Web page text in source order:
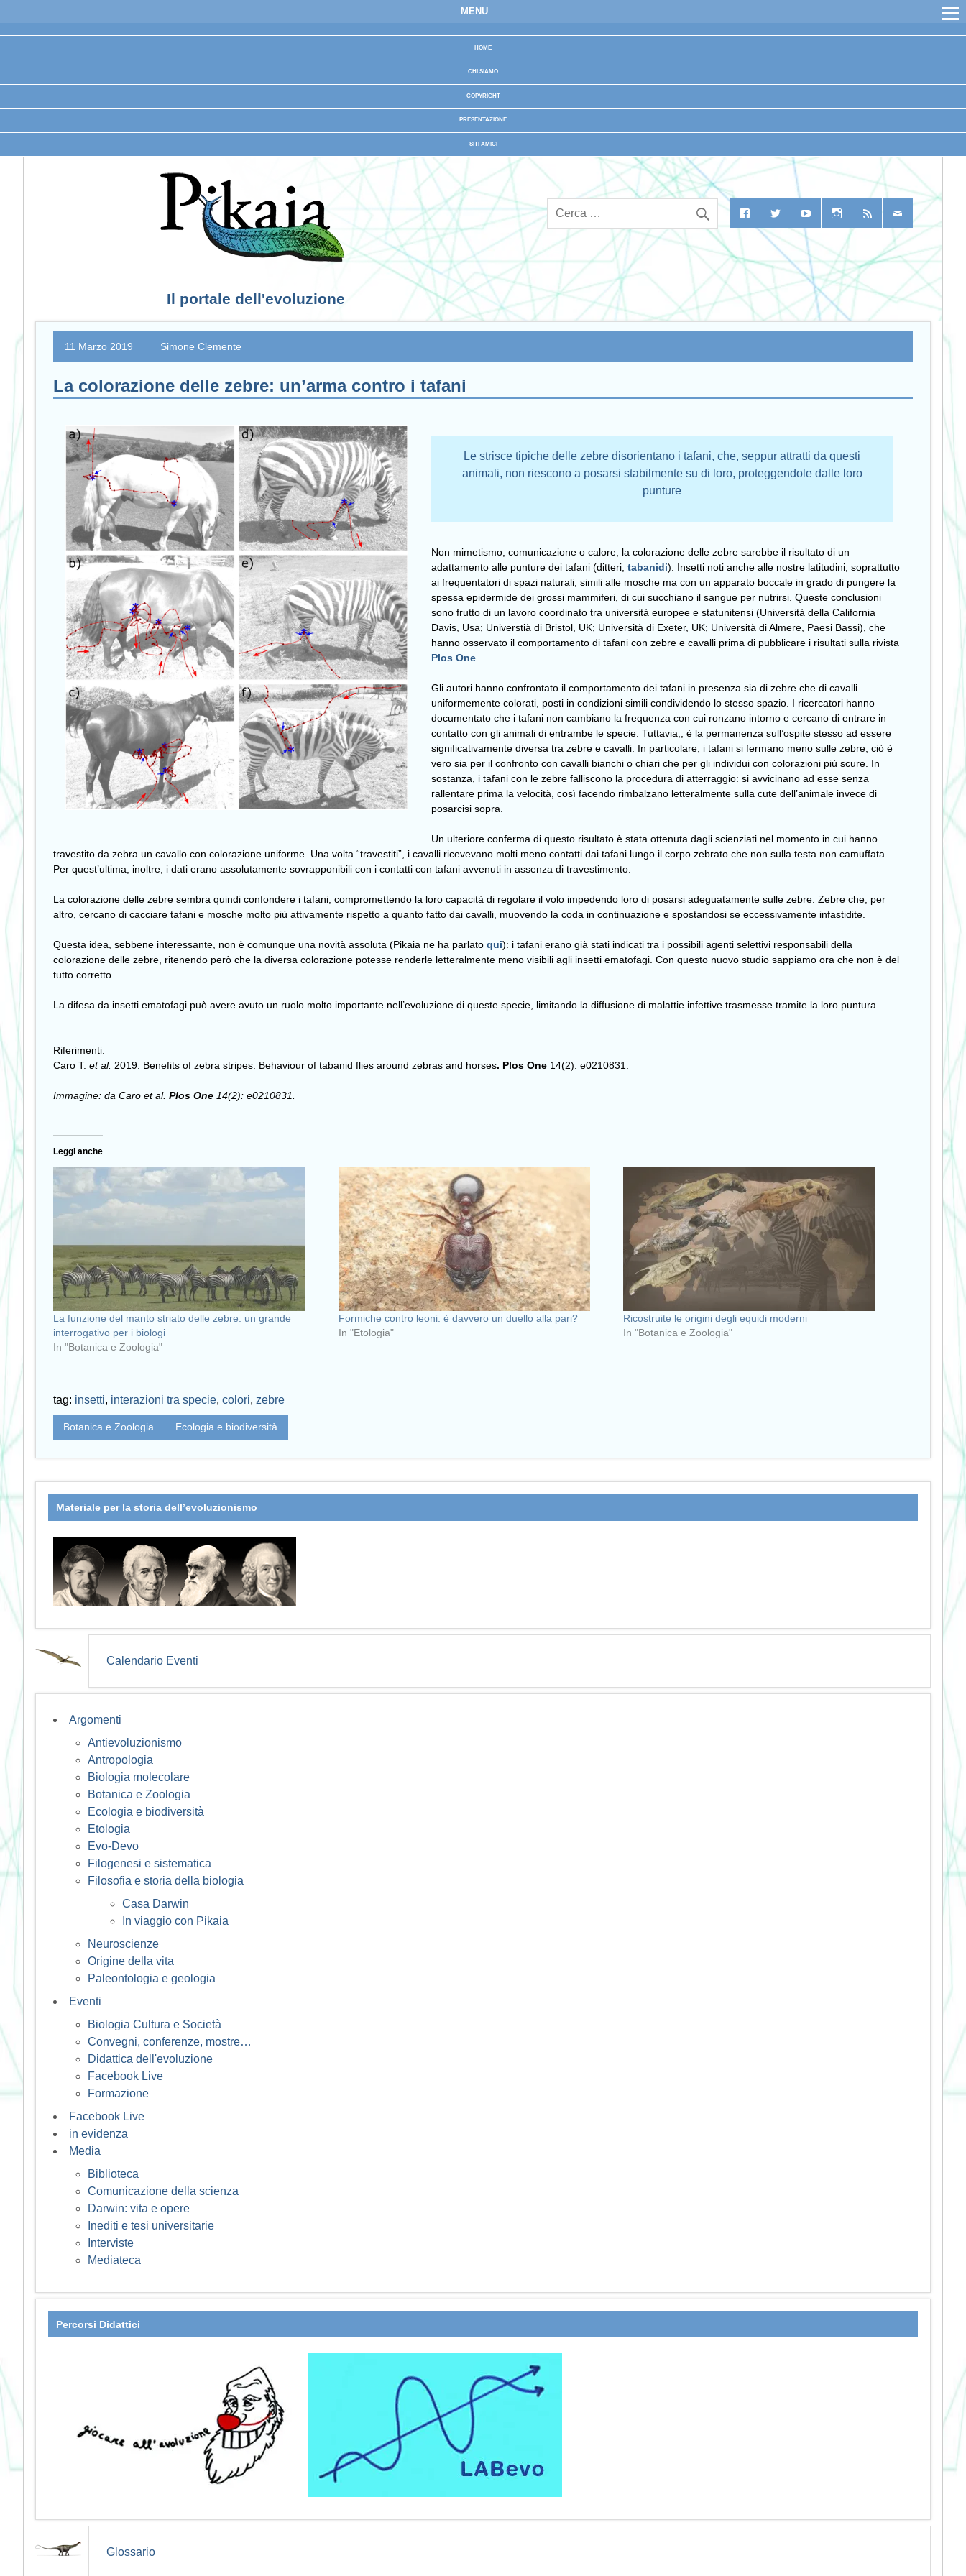
MENU
HOME
CHI SIAMO
COPYRIGHT
PRESENTAZIONE
SITI AMICI
Il portale dell'evoluzione
11 Marzo 2019 Simone Clemente
La colorazione delle zebre: un’arma contro i tafani
Le strisce tipiche delle zebre disorientano i tafani, che, seppur attratti da questi
animali, non riescono a posarsi stabilmente su di loro, proteggendole dalle loro
punture
Non mimetismo, comunicazione o calore, la colorazione delle zebre sarebbe il risultato di un
adattamento alle punture dei tafani (ditteri,tabanidi). Insetti noti anche alle nostre latitudini, soprattutto
ai frequentatori di spazi naturali, simili alle mosche ma con un apparato boccale in grado di pungere la
spessa epidermide dei grossi mammiferi, di cui succhiano il sangue per nutrirsi. Queste conclusioni
sono frutto di un lavoro coordinato tra università europee e statunitensi (Università della California
Davis, Usa; Universtià di Bristol, UK; Università di Exeter, UK; Università di Almere, Paesi Bassi), che
hanno osservato il comportamento di tafani con zebre e cavalli prima di pubblicare i risultati sulla rivista
Plos One
Gli autori hanno confrontato il comportamento dei tafani in presenza sia di zebre che di cavalli
uniformemente colorati, posti in condizioni simili condividendo lo stesso spazio. I ricercatori hanno
documentato che i tafani non cambiano la frequenza con cui ronzano intorno e cercano di entrare in
contatto con gli animali di entrambe le specie. Tuttavia,, è la permanenza sull’ospite stesso ad essere
significativamente diversa tra zebre e cavalli. In particolare, i tafani si fermano meno sulle zebre, ciò è
vero sia per il confronto con cavalli bianchi o chiari che per gli individui con colorazioni più scure. In
sostanza, i tafani con le zebre falliscono la procedura di atterraggio: si avvicinano ad esse senza
rallentare prima la velocità, così facendo rimbalzano letteralmente sulla cute dell’animale invece di
posarcisi sopra.
Un ulteriore conferma di questo risultato è stata ottenuta dagli scienziati nel momento in cui hanno
travestito da zebra un cavallo con colorazione uniforme. Una volta “travestiti”, i cavalli ricevevano molti meno contatti dai tafani lungo il corpo zebrato che non sulla testa non camuffata.
Per quest’ultima, inoltre, i dati erano assolutamente sovrapponibili con i contatti con tafani avvenuti in assenza di travestimento.
La colorazione delle zebre sembra quindi confondere i tafani, compromettendo la loro capacità di regolare il volo impedendo loro di posarsi adeguatamente sulle zebre. Zebre che, per
altro, cercano di cacciare tafani e mosche molto più attivamente rispetto a quanto fatto dai cavalli, muovendo la coda in continuazione e spostandosi se eccessivamente infastidite.
Questa idea, sebbene interessante, non è comunque una novità assoluta (Pikaia ne ha parlato qui): i tafani erano già stati indicati tra i possibili agenti selettivi responsabili della
colorazione delle zebre, ritenendo però che la diversa colorazione potesse renderle letteralmente meno visibili agli insetti ematofagi. Con questo nuovo studio sappiamo ora che non è del
tutto corretto.
La difesa da insetti ematofagi può avere avuto un ruolo molto importante nell’evoluzione di queste specie, limitando la diffusione di malattie infettive trasmesse tramite la loro puntura.
Riferimenti:
Caro T. et al. 2019. Benefits of zebra stripes: Behaviour of tabanid flies around zebras and horses. Plos One 14(2): e0210831.
Immagine: da Caro et al. Plos One 14(2): e0210831.
Leggi anche
La funzione del manto striato delle zebre: un grande
interrogativo per i biologi
In "Botanica e Zoologia"
Formiche contro leoni: è davvero un duello alla pari?
In "Etologia"
Ricostruite le origini degli equidi moderni
In "Botanica e Zoologia"
tag: insetti, interazioni tra specie, colori, zebre
Botanica e Zoologia Ecologia e biodiversità
Materiale per la storia dell’evoluzionismo
Calendario Eventi
Argomenti
Antievoluzionismo
Antropologia
Biologia molecolare
Botanica e Zoologia
Ecologia e biodiversità
Etologia
Evo-Devo
Filogenesi e sistematica
Filosofia e storia della biologia
Casa Darwin
In viaggio con Pikaia
Neuroscienze
Origine della vita
Paleontologia e geologia
Eventi
Biologia Cultura e Società
Convegni, conferenze, mostre…
Didattica dell'evoluzione
Facebook Live
Formazione
Facebook Live
in evidenza
Media
Biblioteca
Comunicazione della scienza
Darwin: vita e opere
Inediti e tesi universitarie
Interviste
Mediateca
Percorsi Didattici
Glossario